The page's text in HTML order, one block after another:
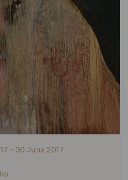
- 30 June 2017